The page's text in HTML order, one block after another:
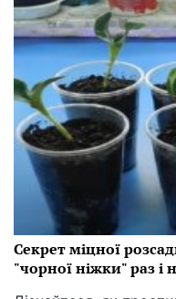
Секрет міцної
"чорної ніжки" раз і